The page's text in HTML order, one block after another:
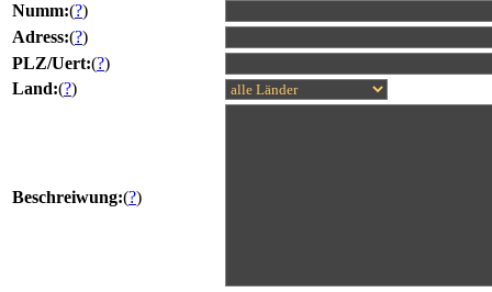
Numm:(?)
Adress:(?)
PLZ/Uert:(?)
Land:(?)
Beschreiwung:(?)